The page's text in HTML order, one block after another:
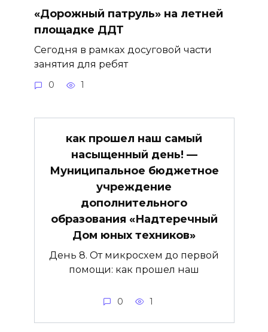
«Дорожный патруль» на летней
площадке ДДТ
Сегодня в рамках досуговой части
занятия для ребят
0 1
как прошел наш самый
насыщенный день! —
Муниципальное бюджетное
учреждение
дополнительного
образования «Надтеречный
Дом юных техников»
День 8. От микросхем до первой
помощи: как прошел наш
0 1